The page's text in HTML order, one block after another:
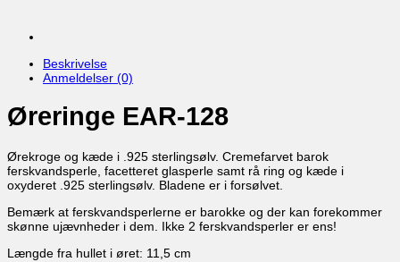
Beskrivelse
Anmeldelser (0)
Øreringe EAR-128
Ørekroge og kæde i .925 sterlingsølv. Cremefarvet barok
ferskvandsperle, facetteret glasperle samt rå ring og kæde i
oxyderet .925 sterlingsølv. Bladene er i forsølvet.
Bemærk at ferskvandsperlerne er barokke og der kan forekommer
skønne ujævnheder i dem. Ikke 2 ferskvandsperler er ens!
Længde fra hullet i øret: 11,5 cm